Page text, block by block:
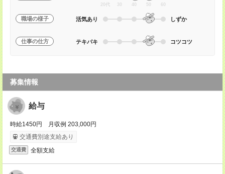
20代 30 40 50 60
職場の様子 活気あり しずか
仕事の仕方 テキパキ コツコツ
募集情報
給与
時給1450円 月収例 203,000円
交通費別途支給あり
交通費 全額支給